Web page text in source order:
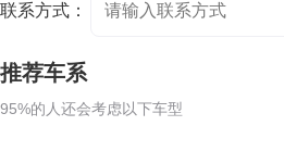
联系方式：
推荐车系
95%的人还会考虑以下车型